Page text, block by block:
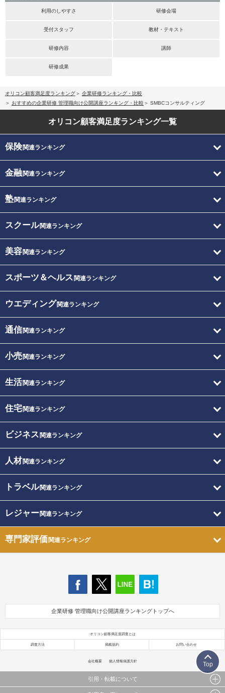
利用のしやすさ 研修会場
受付スタッフ 教材・テキスト
研修内容 講師
研修成果
オリコン顧客満足度ランキング
企業研修ランキング・比較
おすすめの企業研修 管理職向け公開講座ランキング・比較
SMBCコンサルティング
オリコン顧客満足度ランキング一覧
保険関連ランキング
金融関連ランキング
塾関連ランキング
スクール関連ランキング
美容関連ランキング
スポーツ＆ヘルス 関連ランキング
ウエディング関連ランキング
通信関連ランキング
小売関連ランキング
生活関連ランキング
住宅関連ランキング
ビジネス 関連ランキング
人材関連ランキング
トラベル関連ランキング
レジャー関連ランキング
専門家評価関連ランキング
企業研修 管理職向け公開講座ランキングトップへ
オリコン顧客満足度調査とは
調査方法 掲載規約 お問い合わせ
会社概要 個人情報保護方針
引用・転載について
Top